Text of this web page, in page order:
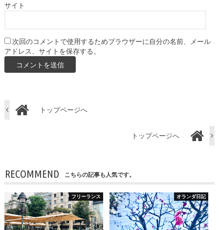
サイト
次回のコメントで使用するためブラウザーに自分の名前、メール
アドレス、サイトを保存する。
トップページへ
トップページへ
RECOMMEND こちらの記事も人気です。
フリーランス オランダ日記